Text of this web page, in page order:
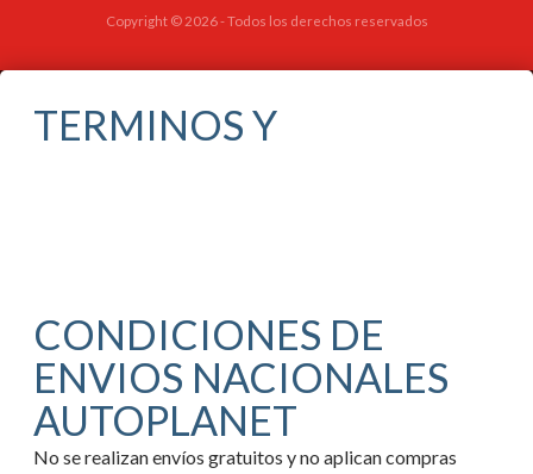
Copyright © 2026 - Todos los derechos reservados
TERMINOS Y
CONDICIONES DE
ENVIOS NACIONALES
AUTOPLANET
No se realizan envíos gratuitos y no aplican compras